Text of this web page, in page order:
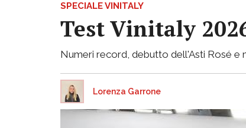
SPECIALE VINITALY
Test Vinitaly
Numeri record, debutto dell'Asti Rosé e
Lorenza Garrone